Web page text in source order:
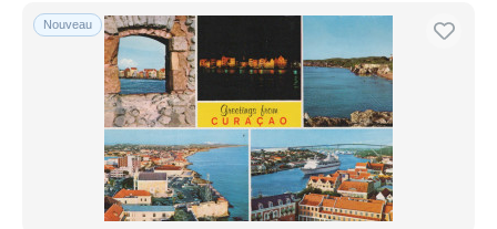
Uniquement en réduction
Livraison gratuite
Méthodes de paiement
PayPal
Virement bancaire
Visa
Mastercard
Nouveau